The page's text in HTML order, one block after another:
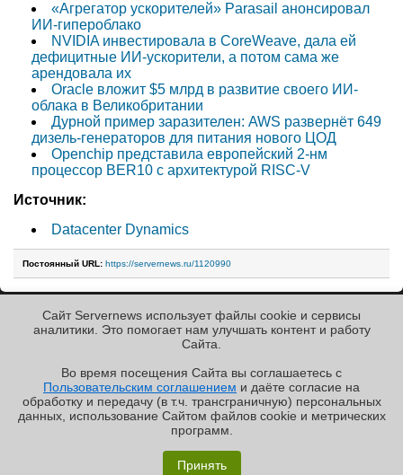
✖
«Агрегатор ускорителей» Parasail анонсировал
ИИ-гипероблако
NVIDIA инвестировала в CoreWeave, дала ей
дефицитные ИИ-ускорители, а потом сама же
арендовала их
Oracle вложит $5 млрд в развитие своего ИИ-
облака в Великобритании
Дурной пример заразителен: AWS развернёт 649
дизель-генераторов для питания нового ЦОД
Openchip представила европейский 2-нм
процессор BER10 с архитектурой RISC-V
Источник:
Datacenter Dynamics
Постоянный URL: https://servernews.ru/1120990
« Назад к ленте
Copyright ©2010-2026
Servernews.Пользовательское
соглашение
/var/contact
Сайт Servernews использует файлы cookie и сервисы
аналитики. Это помогает нам улучшать контент и работу
Cайта.
Во время посещения Cайта вы соглашаетесь с
Пользовательским соглашением и даёте согласие на
обработку и передачу (в т.ч. трансграничную) персональных
данных, использование Cайтом файлов cookie и метрических
программ.
Принять